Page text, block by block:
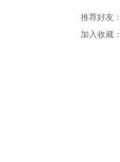
推荐好友：
加入收藏：